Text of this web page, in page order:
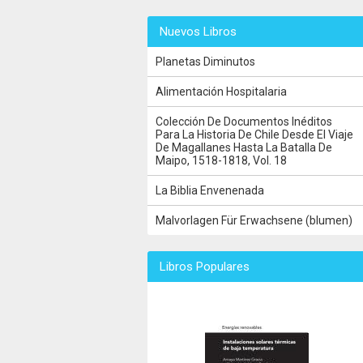
Nuevos Libros
Planetas Diminutos
Alimentación Hospitalaria
Colección De Documentos Inéditos
Para La Historia De Chile Desde El Viaje
De Magallanes Hasta La Batalla De
Maipo, 1518-1818, Vol. 18
La Biblia Envenenada
Malvorlagen Für Erwachsene (blumen)
Libros Populares